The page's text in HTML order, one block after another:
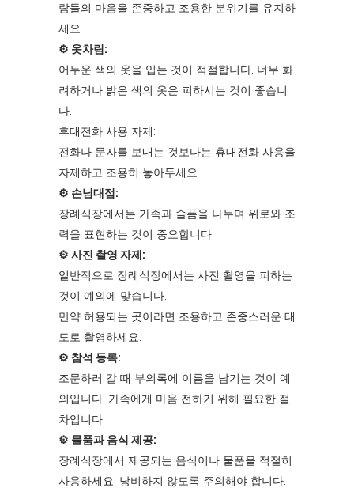
람들의 마음을 존중하고 조용한 분위기를 유지하
세요.
⚙︎ 옷차림:
어두운 색의 옷을 입는 것이 적절합니다. 너무 화
려하거나 밝은 색의 옷은 피하시는 것이 좋습니
다.
휴대전화 사용 자제:
전화나 문자를 보내는 것보다는 휴대전화 사용을
자제하고 조용히 놓아두세요.
⚙︎ 손님대접:
장례식장에서는 가족과 슬픔을 나누며 위로와 조
력을 표현하는 것이 중요합니다.
⚙︎ 사진 촬영 자제:
일반적으로 장례식장에서는 사진 촬영을 피하는
것이 예의에 맞습니다.
만약 허용되는 곳이라면 조용하고 존중스러운 태
도로 촬영하세요.
⚙︎ 참석 등록:
조문하러 갈 때 부의록에 이름을 남기는 것이 예
의입니다. 가족에게 마음 전하기 위해 필요한 절
차입니다.
⚙︎ 물품과 음식 제공:
장례식장에서 제공되는 음식이나 물품을 적절히
사용하세요. 낭비하지 않도록 주의해야 합니다.